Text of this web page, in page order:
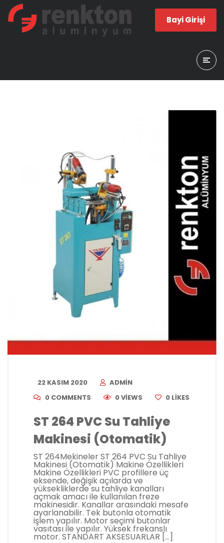
Bayi Girişi
22 KASIM 2020
ADMIN
0 COMMENTS
0 VIEWS 0 LIKES
ST 264 PVC Su Tahliye
Makinesi (Otomatik)
ST 264Mekineler ST 264 PVC Su Tahliye
Makinesi (Otomatik) Makine Özellikleri
Makine Özellikleri PVC profillere üç
eksende, değişik açılarda ve
yüksekliklerde su tahliye kanalları
açmak amacı ile kullanılan freze
makinesidir. Kanallar arasındaki mesafe
ayarlanabilir. Tek butonla otomatik
işlem yapılır. Motor seçimi butonlar
vasıtası ile yapılır. Yüksek frekanslı
motor. STANDART AKSESUARLAR […]